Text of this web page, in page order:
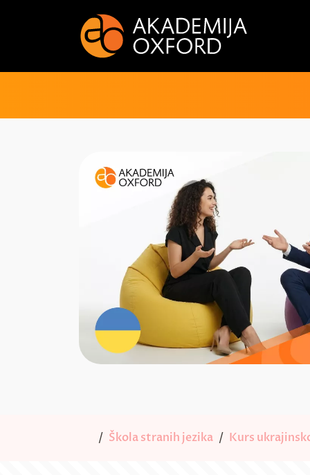
Škola stranih jezika Kurs